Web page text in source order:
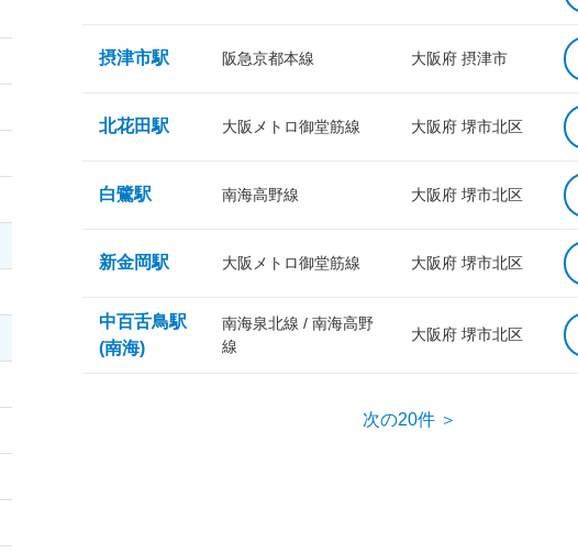
摂津市駅 阪急京都本線 大阪府 摂津市
北花田駅 大阪メトロ御堂筋線 大阪府 堺市北区
白鷺駅 南海高野線 大阪府 堺市北区
新金岡駅 大阪メトロ御堂筋線 大阪府 堺市北区
中百舌鳥駅
(南海)
南海泉北線 / 南海高野
線
大阪府 堺市北区
次の20件 ＞